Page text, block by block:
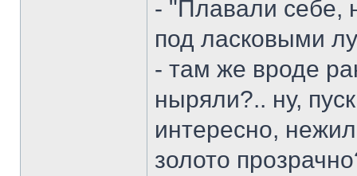
- "Плавали себе,
под ласковыми
- там же вроде
ныряли?.. ну,
интересно,
золото